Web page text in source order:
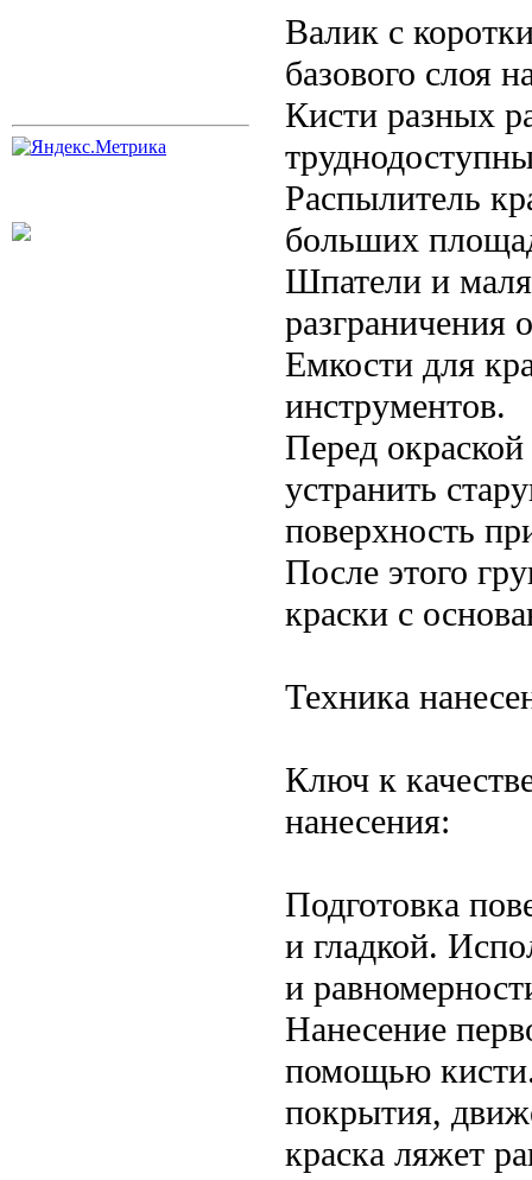
Валик с
базового слоя
Кисти разных
Распылитель
больших
Шпатели и
разграничения
Емкости для
инструментов.
Перед
устранить
поверхность
После этого
краски с
Техника
Ключ к
нанесения:
Подготовка
и гладкой.
и
Нанесение
помощью кисти.
покрытия,
краска ляжет